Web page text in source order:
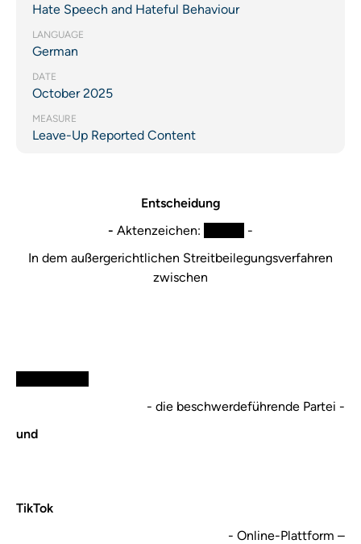
Hate Speech and Hateful Behaviour
LANGUAGE
German
DATE
October 2025
MEASURE
Leave-Up Reported Content
Entscheidung
- Aktenzeichen:
​ -
In dem außergerichtlichen Streitbeilegungsverfahren
zwischen
- die beschwerdeführende Partei -
und
​TikTok​
- Online-Plattform –